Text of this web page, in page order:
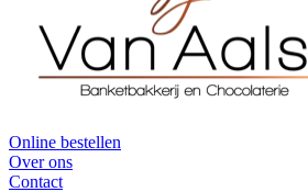
Online bestellen
Over ons
Contact